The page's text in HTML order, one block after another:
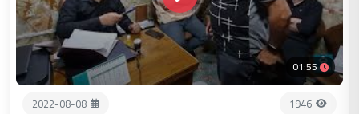
01:55
1946
2022-08-08